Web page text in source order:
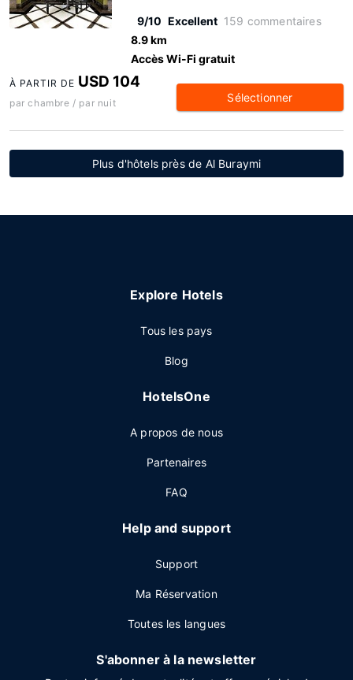
9/10 Excellent 159 commentaires
8.9 km
Accès Wi-Fi gratuit
À PARTIR DE USD 104
par chambre / par nuit Sélectionner
Plus d'hôtels près de Al Buraymi
Explore Hotels
Tous les pays
Blog
HotelsOne
A propos de nous
Partenaires
FAQ
Help and support
Support
Ma Réservation
Toutes les langues
S'abonner à la newsletter